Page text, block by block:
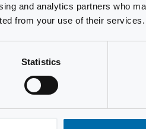
and analytics partners who
from your use of their services.
Statistics